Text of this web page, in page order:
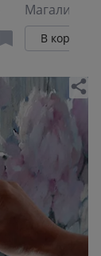
Магали
В корзину